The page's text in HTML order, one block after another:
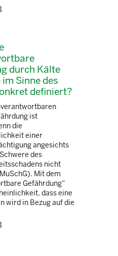
durch Kälte
Sinne des
definiert?
ist
die
einer
angesichts
des
nicht
Mit dem
Gefährdung“
dass eine
wird in Bezug auf die